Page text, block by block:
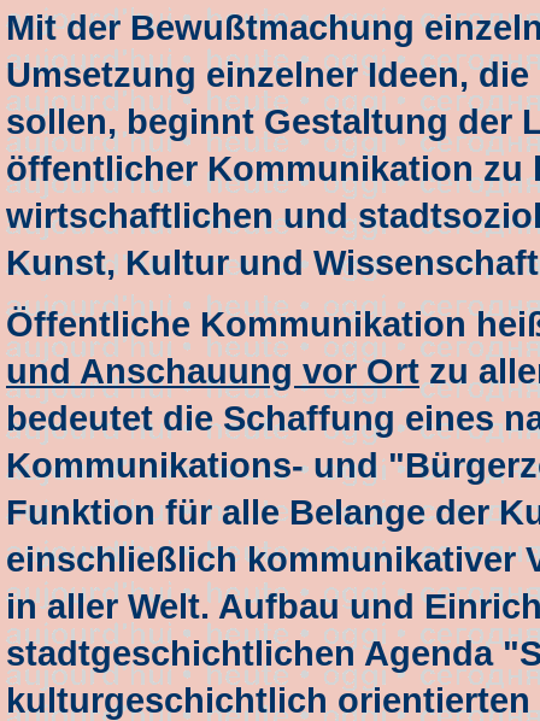
Mit der Bewußtmachung
Umsetzung einzelner Ideen,
sollen, beginnt Gestaltung der
öffentlicher Kommunikation zu
wirtschaftlichen und
Kunst, Kultur und
Öffentliche Kommunikation
und Anschauung vor Ortzu
bedeutet die Schaffung eines
Kommunikations- und
Funktion für alle Belange der
einschließlich kommunikativer
in aller Welt. Aufbau und
stadtgeschichtlichen Agenda
kulturgeschichtlich